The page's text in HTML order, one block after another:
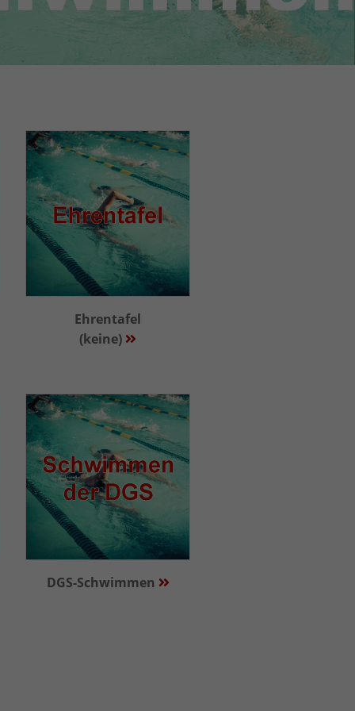
Ehrentafel
(keine)
DGS-Schwimmen